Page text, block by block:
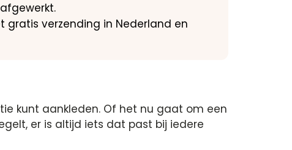
gratis verzending in Nederland en
kunt aankleden. Of het nu gaat om een
er is altijd iets dat past bij iedere